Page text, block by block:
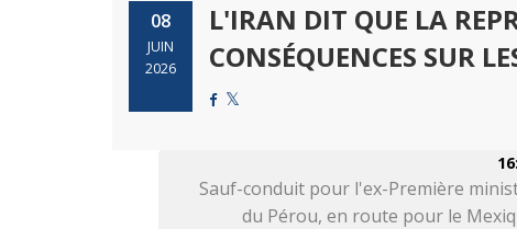
08
JUIN
2026
L'IRAN DIT QUE LA
CONSÉQUENCES SUR
Sauf-conduit pour l'ex-Première
du Pérou, en route pour le